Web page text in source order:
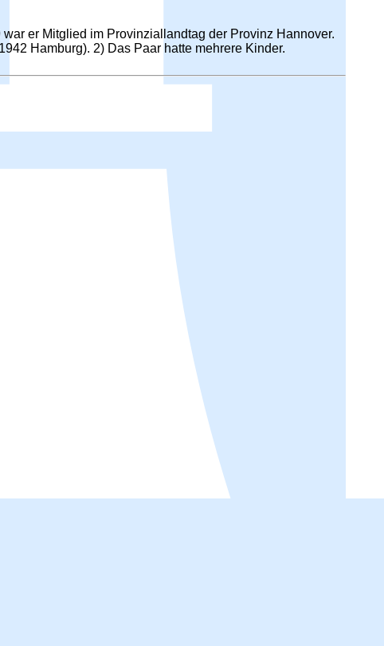
er Mitglied im Provinziallandtag der Provinz Hannover.
Hamburg). 2) Das Paar hatte mehrere Kinder.